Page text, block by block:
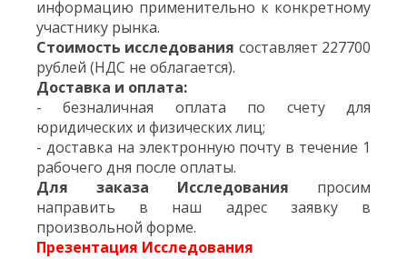
информацию применительно к конкретному
участнику рынка.
Стоимость исследования составляет 227700
рублей (НДС не облагается).
Доставка и оплата:
- безналичная оплата по счету для
юридических и физических лиц;
- доставка на электронную почту в течение 1
рабочего дня после оплаты.
Для заказа Исследования просим
направить в наш адрес заявку в
произвольной форме.
Презентация Исследования